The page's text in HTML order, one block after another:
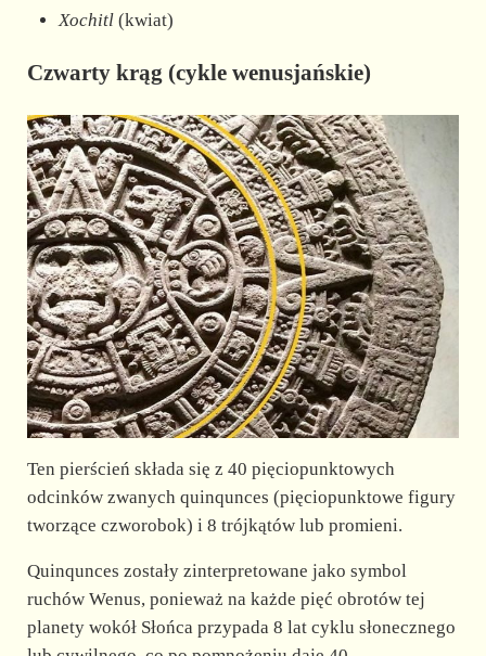
Xochitl (kwiat)
Czwarty krąg (cykle wenusjańskie)
Ten pierścień składa się z 40 pięciopunktowych
odcinków zwanych quinqunces (pięciopunktowe figury
tworzące czworobok) i 8 trójkątów lub promieni.
Quinqunces zostały zinterpretowane jako symbol
ruchów Wenus, ponieważ na każde pięć obrotów tej
planety wokół Słońca przypada 8 lat cyklu słonecznego